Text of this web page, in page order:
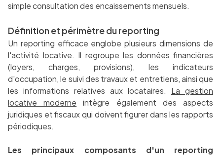
simple consultation des encaissements mensuels.
Définition et périmètre du reporting
Un reporting efficace englobe plusieurs dimensions de
l'activité locative. Il regroupe les données financières
(loyers, charges, provisions), les indicateurs
d'occupation, le suivi des travaux et entretiens, ainsi que
les informations relatives aux locataires. La gestion
locative moderne intègre également des aspects
juridiques et fiscaux qui doivent figurer dans les rapports
périodiques.
Les principaux composants d'un reporting